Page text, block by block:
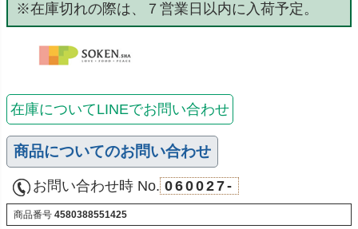
※在庫切れの際は、７営業日以内に入荷予定。
在庫についてLINEでお問い合わせ
商品についてのお問い合わせ
お問い合わせ時 No. 060027-
商品番号 4580388551425